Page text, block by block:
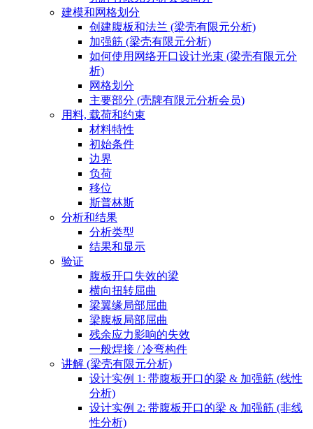
建模和网格划分
创建腹板和法兰 (梁壳有限元分析)
加强筋 (梁壳有限元分析)
如何使用网络开口设计光束 (梁壳有限元分
析)
网格划分
主要部分 (壳牌有限元分析会员)
用料, 载荷和约束
材料特性
初始条件
边界
负荷
移位
斯普林斯
分析和结果
分析类型
结果和显示
验证
腹板开口失效的梁
横向扭转屈曲
梁翼缘局部屈曲
梁腹板局部屈曲
残余应力影响的失效
一般焊接 / 冷弯构件
讲解 (梁壳有限元分析)
设计实例 1: 带腹板开口的梁 & 加强筋 (线性
分析)
设计实例 2: 带腹板开口的梁 & 加强筋 (非线
性分析)